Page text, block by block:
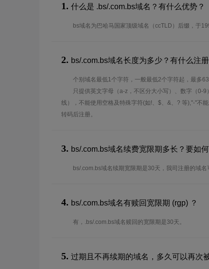
1. 什么是 .bs/.com.bs域名？有什么优势？
bs域名为巴哈马国家顶级域名（ccTLD）后缀，于
2. bs/.com.bs域名长度为多少？有什么注
个别域名最低1个字符，一般最低2个字符起，最多63
只提供英文字母（a-z，不区分大小写）、数字（0-
线），不能使用空格及特殊字符(如!、$、&、? 等),"-"不
转码后注册。
3. bs/.com.bs域名续费宽限期多长？要如
bs/.com.bs域名续期宽限期是30天，我司注册的域名
4. bs/.com.bs域名有赎回宽限期 (rgp) ？
有，.bs/.com.bs域名赎回的宽限期是30天。
5. 过期且不再续期的域名，多久可以再次